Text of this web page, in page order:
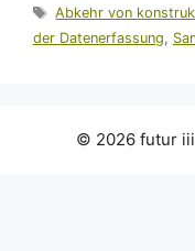
Schlagwörter
Abkehr von
der Datenerfassung,
© 2026 futur iii